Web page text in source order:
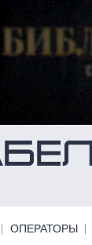
ОПЕРАТОРЫ